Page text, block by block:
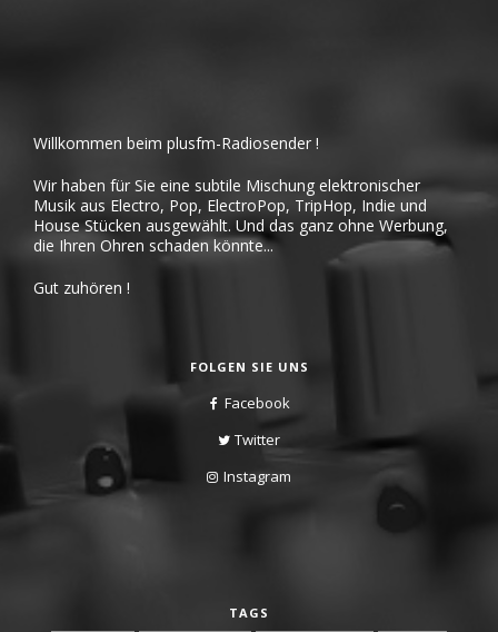
Willkommen beim plusfm-Radiosender !
Wir haben für Sie eine subtile Mischung elektronischer
Musik aus Electro, Pop, ElectroPop, TripHop, Indie und
House Stücken ausgewählt. Und das ganz ohne Werbung,
die Ihren Ohren schaden könnte...
Gut zuhören !
FOLGEN SIE UNS
Facebook
Twitter
Instagram
TAGS